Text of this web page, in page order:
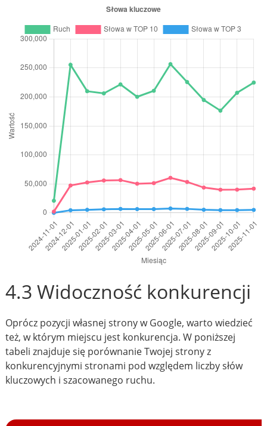
4.3 Widoczność konkurencji
Oprócz pozycji własnej strony w Google, warto wiedzieć
też, w którym miejscu jest konkurencja. W poniższej
tabeli znajduje się porównanie Twojej strony z
konkurencyjnymi stronami pod względem liczby słów
kluczowych i szacowanego ruchu.